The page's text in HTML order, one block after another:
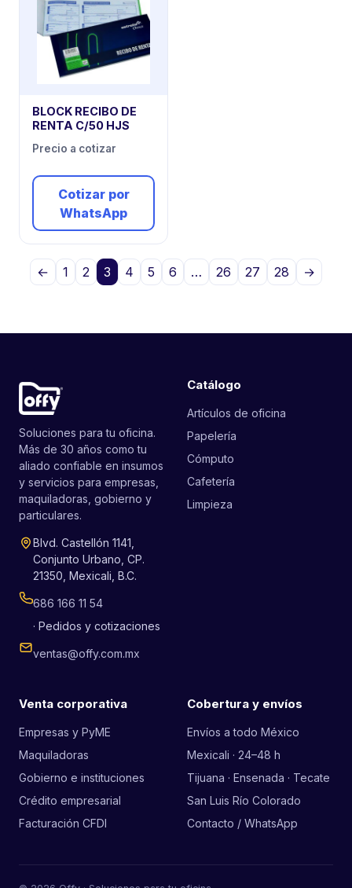
BLOCK RECIBO DE
RENTA C/50 HJS
Precio a cotizar
Cotizar por
WhatsApp
← 1 2 3 4 5 6 … 26 27 28 →
Soluciones para tu oficina.
Más de 30 años como tu
aliado confiable en insumos
y servicios para empresas,
maquiladoras, gobierno y
particulares.
Blvd. Castellón 1141,
Conjunto Urbano, CP.
21350, Mexicali, B.C.
686 166 11 54
· Pedidos y cotizaciones
ventas@offy.com.mx
Catálogo
Artículos de oficina
Papelería
Cómputo
Cafetería
Limpieza
Venta corporativa
Empresas y PyME
Maquiladoras
Gobierno e instituciones
Crédito empresarial
Facturación CFDI
Cobertura y envíos
Envíos a todo México
Mexicali · 24–48 h
Tijuana · Ensenada · Tecate
San Luis Río Colorado
Contacto / WhatsApp